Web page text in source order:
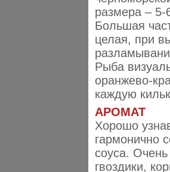
размера – 5-
Большая
целая, при
Рыба
оранжево-
каждую
АРОМАТ
Хорошо
гармонично
соуса. Очень
гвоздики,